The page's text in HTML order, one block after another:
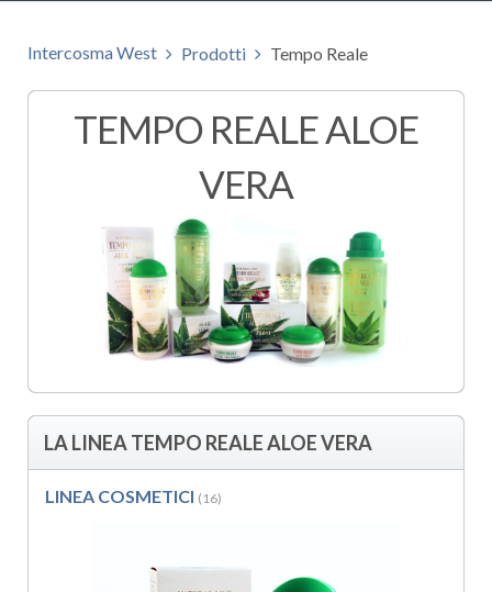
Intercosma West Prodotti Tempo Reale
TEMPO REALE ALOE
VERA
LA LINEA TEMPO REALE ALOE VERA
LINEA COSMETICI (16)